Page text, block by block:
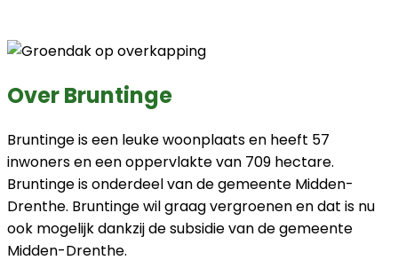
Over Bruntinge
Bruntinge is een leuke woonplaats en heeft 57
inwoners en een oppervlakte van 709 hectare.
Bruntinge is onderdeel van de gemeente Midden-
Drenthe. Bruntinge wil graag vergroenen en dat is nu
ook mogelijk dankzij de subsidie van de gemeente
Midden-Drenthe.